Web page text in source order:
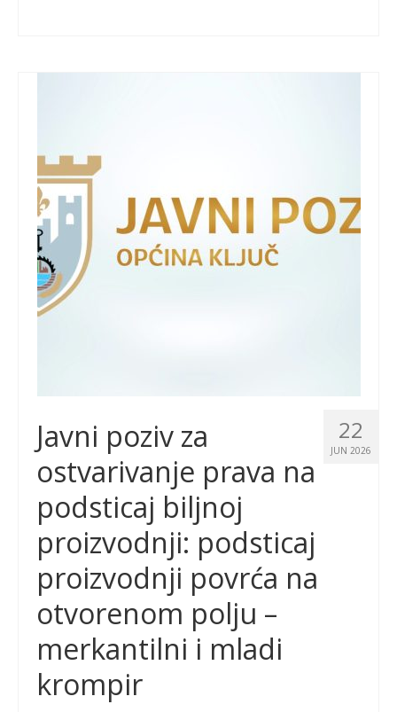
22
JUN 2026
Javni poziv za
ostvarivanje prava na
podsticaj biljnoj
proizvodnji: podsticaj
proizvodnji povrća na
otvorenom polju –
merkantilni i mladi
krompir